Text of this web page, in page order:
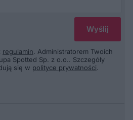
regulamin. Administratorem Twoich
Spotted Sp. z o.o.. Szczegóły
się w polityce prywatności.